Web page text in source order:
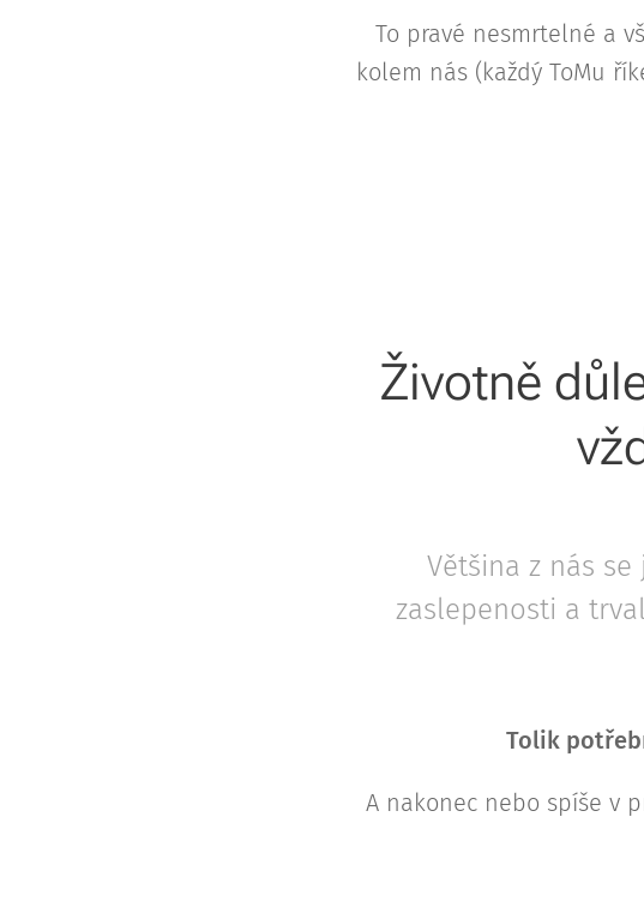
To pravé nesmrtelné a
kolem nás (každý ToMu
Životně
Většina z nás
zaslepenosti a
Tolik
A nakonec nebo spíše v